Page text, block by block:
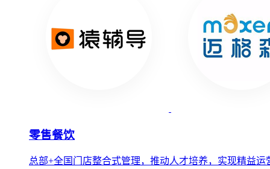
零售餐饮
总部+全国门店整合式管理，推动人才培养，实现精益运